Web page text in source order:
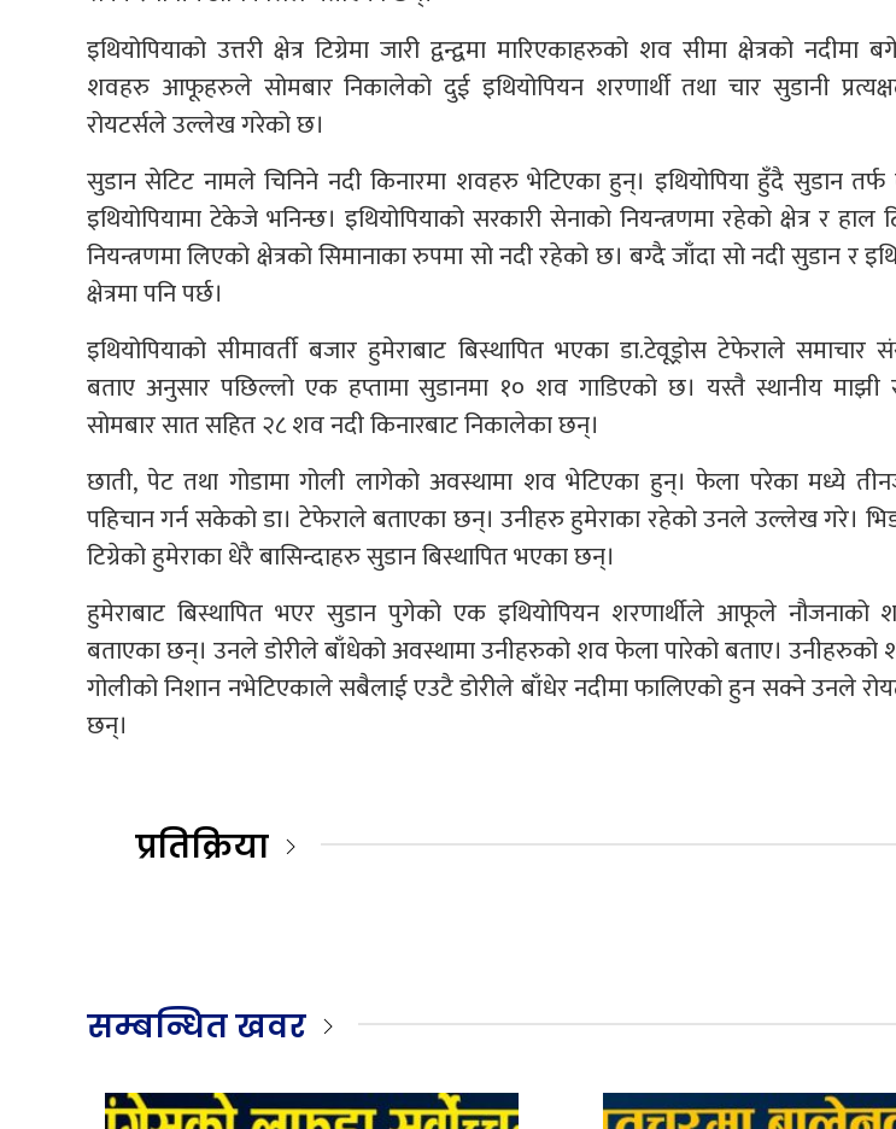
इथियोपियाको उत्तरी क्षेत्र टिग्रेमा जारी द्वन्द्वमा मारिएकाहरुको शव सीमा क्षेत्रको
शवहरु आफूहरुले सोमबार निकालेको दुई इथियोपियन शरणार्थी तथा चार सुडानी
रोयटर्सले उल्लेख गरेको छ।
सुडान सेटिट नामले चिनिने नदी किनारमा शवहरु भेटिएका हुन्। इथियोपिया हुँदै सुडान तर्फ
इथियोपियामा टेकेजे भनिन्छ। इथियोपियाको सरकारी सेनाको नियन्त्रणमा रहेको क्षेत्र र हाल
नियन्त्रणमा लिएको क्षेत्रको सिमानाका रुपमा सो नदी रहेको छ। बग्दै जाँदा सो नदी सुडान र
क्षेत्रमा पनि पर्छ।
इथियोपियाको सीमावर्ती बजार हुमेराबाट बिस्थापित भएका डा.टेवूड्रोस टेफेराले समाचार
बताए अनुसार पछिल्लो एक हप्तामा सुडानमा १० शव गाडिएको छ। यस्तै स्थानीय माझी
सोमबार सात सहित २८ शव नदी किनारबाट निकालेका छन्।
छाती, पेट तथा गोडामा गोली लागेको अवस्थामा शव भेटिएका हुन्। फेला परेका मध्ये
पहिचान गर्न सकेको डा। टेफेराले बताएका छन्। उनीहरु हुमेराका रहेको उनले उल्लेख गरे।
टिग्रेको हुमेराका धेरै बासिन्दाहरु सुडान बिस्थापित भएका छन्।
हुमेराबाट बिस्थापित भएर सुडान पुगेको एक इथियोपियन शरणार्थीले आफूले नौजनाको
बताएका छन्। उनले डोरीले बाँधेको अवस्थामा उनीहरुको शव फेला पारेको बताए। उनीहरुको
गोलीको निशान नभेटिएकाले सबैलाई एउटै डोरीले बाँधेर नदीमा फालिएको हुन सक्ने उनले
छन्।
प्रतिक्रिया
सम्बन्धित खवर